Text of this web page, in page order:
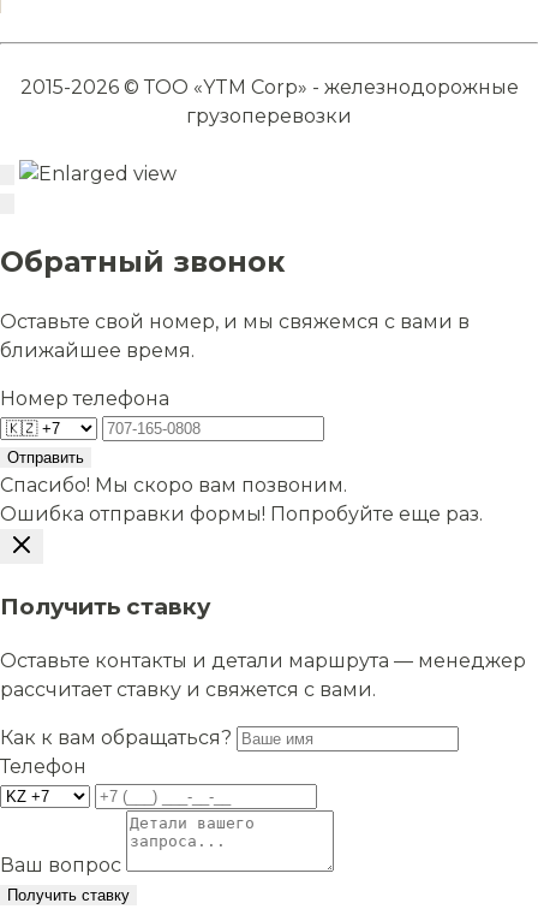
2015-2026 © ТОО «YTM Corp» - железнодорожные
грузоперевозки
Обратный звонок
Оставьте свой номер, и мы свяжемся с вами в
ближайшее время.
Номер телефона
Отправить
Спасибо! Мы скоро вам позвоним.
Ошибка отправки формы! Попробуйте еще раз.
Получить ставку
Оставьте контакты и детали маршрута — менеджер
рассчитает ставку и свяжется с вами.
Как к вам обращаться?
Телефон
Ваш вопрос
Получить ставку